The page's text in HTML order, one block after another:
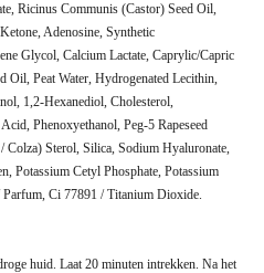
Ricinus Communis (Castor) Seed Oil,
Adenosine, Synthetic
Glycol, Calcium Lactate, Caprylic/Capric
Oil, Peat Water, Hydrogenated Lecithin,
1,2-Hexanediol, Cholesterol,
Phenoxyethanol, Peg-5 Rapeseed
Colza) Sterol, Silica, Sodium Hyaluronate,
Potassium Cetyl Phosphate, Potassium
Ci 77891 / Titanium Dioxide.
huid. Laat 20 minuten intrekken. Na het